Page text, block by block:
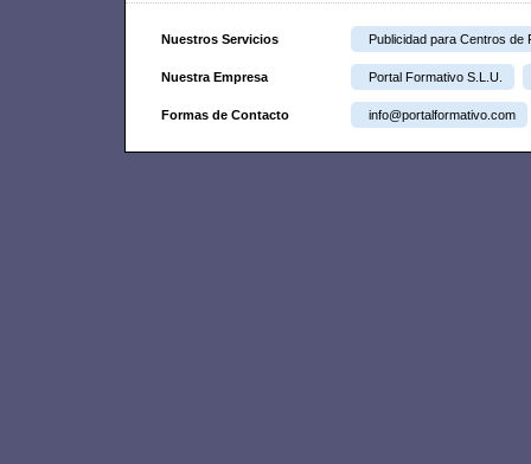
Nuestros Servicios Publicidad para Centros de
Nuestra Empresa Portal Formativo S.L.U.
Formas de Contacto info@portalformativo.com